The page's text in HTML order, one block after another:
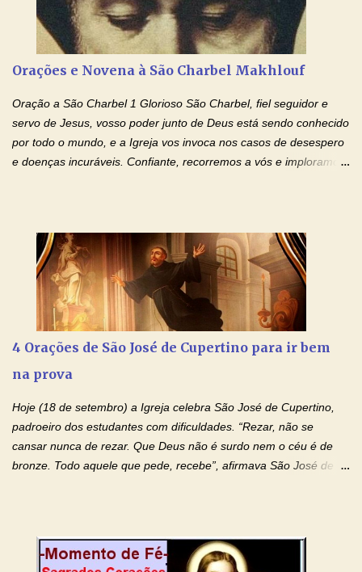
Devoção e Fé Oração de Libertação das Drogas (São Miguel
Arcanjo) "Senhor, Pai Eterno, em Nome de Teu Filho Jesus,
se encontram encarcerados em um vício, escravos de alguma
droga. Senhor, Pai Poderoso e cheio de Misericórdia, na
autoridade do Nome de Jesus libertai da escravidão do vício das
drogas, c...
Orações e Novena à São Charbel Makhlouf
Oração a São Charbel 1 Glorioso São Charbel, fiel seguidor e
servo de Jesus, vosso poder junto de Deus está sendo conhecido
por todo o mundo, e a Igreja vos invoca nos casos de desespero
e doenças incuráveis. Confiante, recorremos a vós e imploramos
Queremos sempre lembrar-nos deste favor, da vossa intercessão
e invocar-vos como nosso patrono, para maior glória de Deus e o
bem de nossas almas. São Charbel! Rogai por Nós e por todos
aqueles que invocam o vosso nome e auxílio. Amén. Oração 2 Ó
Deus, admirável em Vossos Santos, Vós que inspirastes a São
e a força para fazer triunfar, na sua vida, o heroísmo das virtudes
monásticas: a obediência, a castidade e a voluntária pobreza, e
milagres e gra...
4 Orações de São José de Cupertino para ir bem
na prova
Hoje (18 de setembro) a Igreja celebra São José de Cupertino,
padroeiro dos estudantes com dificuldades. “Rezar, não se
cansar nunca de rezar. Que Deus não é surdo nem o céu é de
bronze. Todo aquele que pede, recebe”, afirmava São José de
coração, transforma-o e o faz semelhante ao teu. Infunde em
mim o teu fervor, a tua sabedoria e a tua fé. Mostra tua bondade,